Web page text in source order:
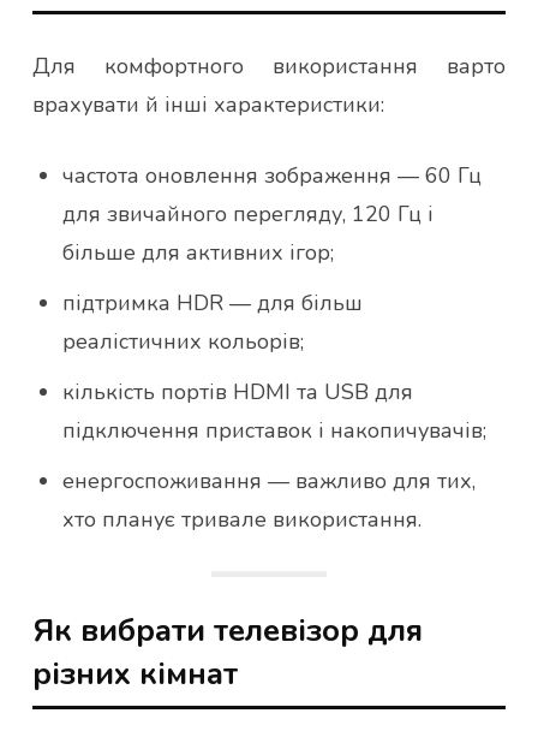
Для комфортного використання варто
врахувати й інші характеристики:
частота оновлення зображення — 60 Гц
для звичайного перегляду, 120 Гц і
більше для активних ігор;
підтримка HDR — для більш
реалістичних кольорів;
кількість портів HDMI та USB для
підключення приставок і накопичувачів;
енергоспоживання — важливо для тих,
хто планує тривале використання.
Як вибрати телевізор для
різних кімнат